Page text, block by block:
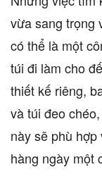
vừa sang trọng
có thể là một
túi đi làm cho
thiết kế riêng,
và túi đeo
này sẽ phù
hàng ngày một